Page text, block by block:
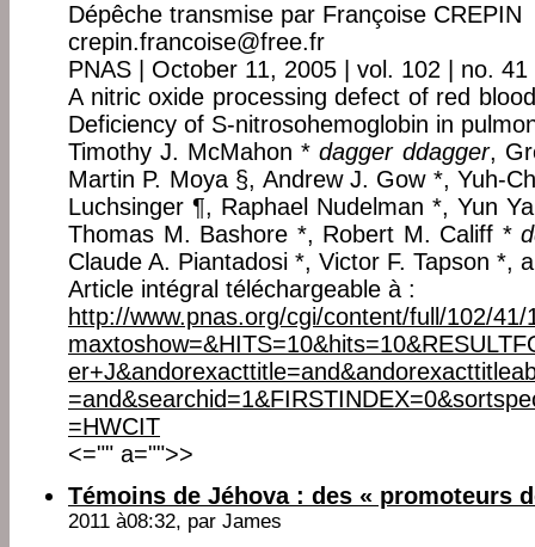
Dépêche transmise par Françoise CREPIN
crepin.francoise@free.fr
PNAS | October 11, 2005 | vol. 102 | no.
A nitric oxide processing defect of red
Deficiency of S-nitrosohemoglobin in
Timothy J. McMahon *dagger ddagger,
Martin P. Moya §, Andrew J. Gow *, Yuh-
Luchsinger ¶, Raphael Nudelman *, Yun
Thomas M. Bashore *, Robert M. Califf *
Claude A. Piantadosi *, Victor F. Tapson *,
Article intégral téléchargeable à :
http://www.pnas.org/cgi/content/full/102/41/
=HWCIT
<="" a="">>
Témoins de Jéhova : des « promoteurs
2011 à08:32, par James